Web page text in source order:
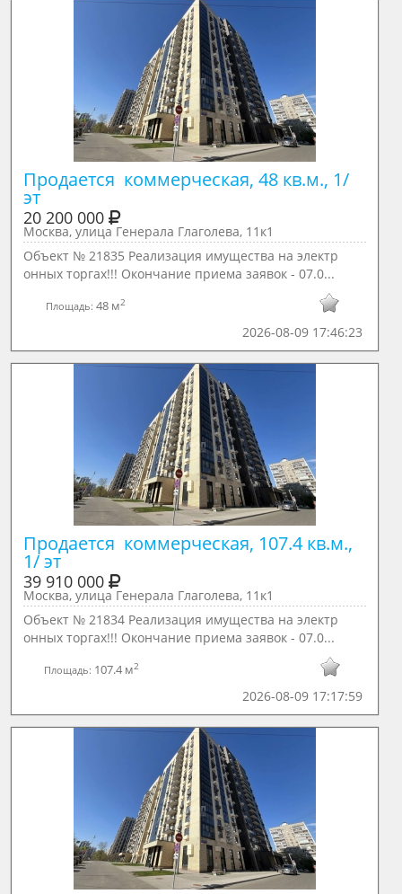
Продается  коммерческая, 48 кв.м., 1/
эт
20 200 000
Москва, улица Генерала Глаголева, 11к1
Объект № 21835 Реализация имущества на электр
онных торгах!!! Окончание приема заявок - 07.0...
Площадь:48 м2
2026-08-09 17:46:23
Продается  коммерческая, 107.4 кв.м.,
1/ эт
39 910 000
Москва, улица Генерала Глаголева, 11к1
Объект № 21834 Реализация имущества на электр
онных торгах!!! Окончание приема заявок - 07.0...
Площадь: 107.4 м2
2026-08-09 17:17:59